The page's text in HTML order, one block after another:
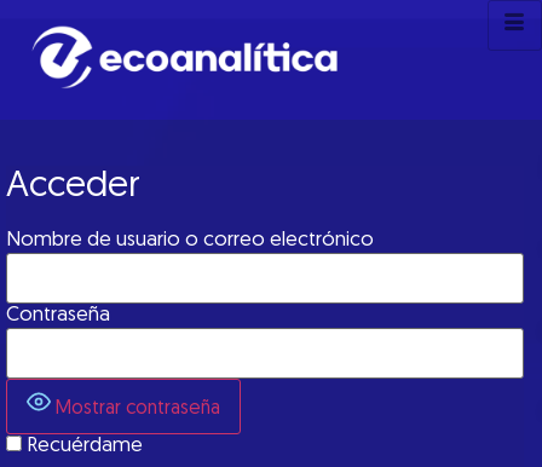
Acceder
Nombre de usuario o correo electrónico
Contraseña
Mostrar contraseña
Recuérdame